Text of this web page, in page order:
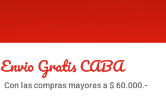
Envio Gratis CABA
Con las compras mayores a $ 60.000.-